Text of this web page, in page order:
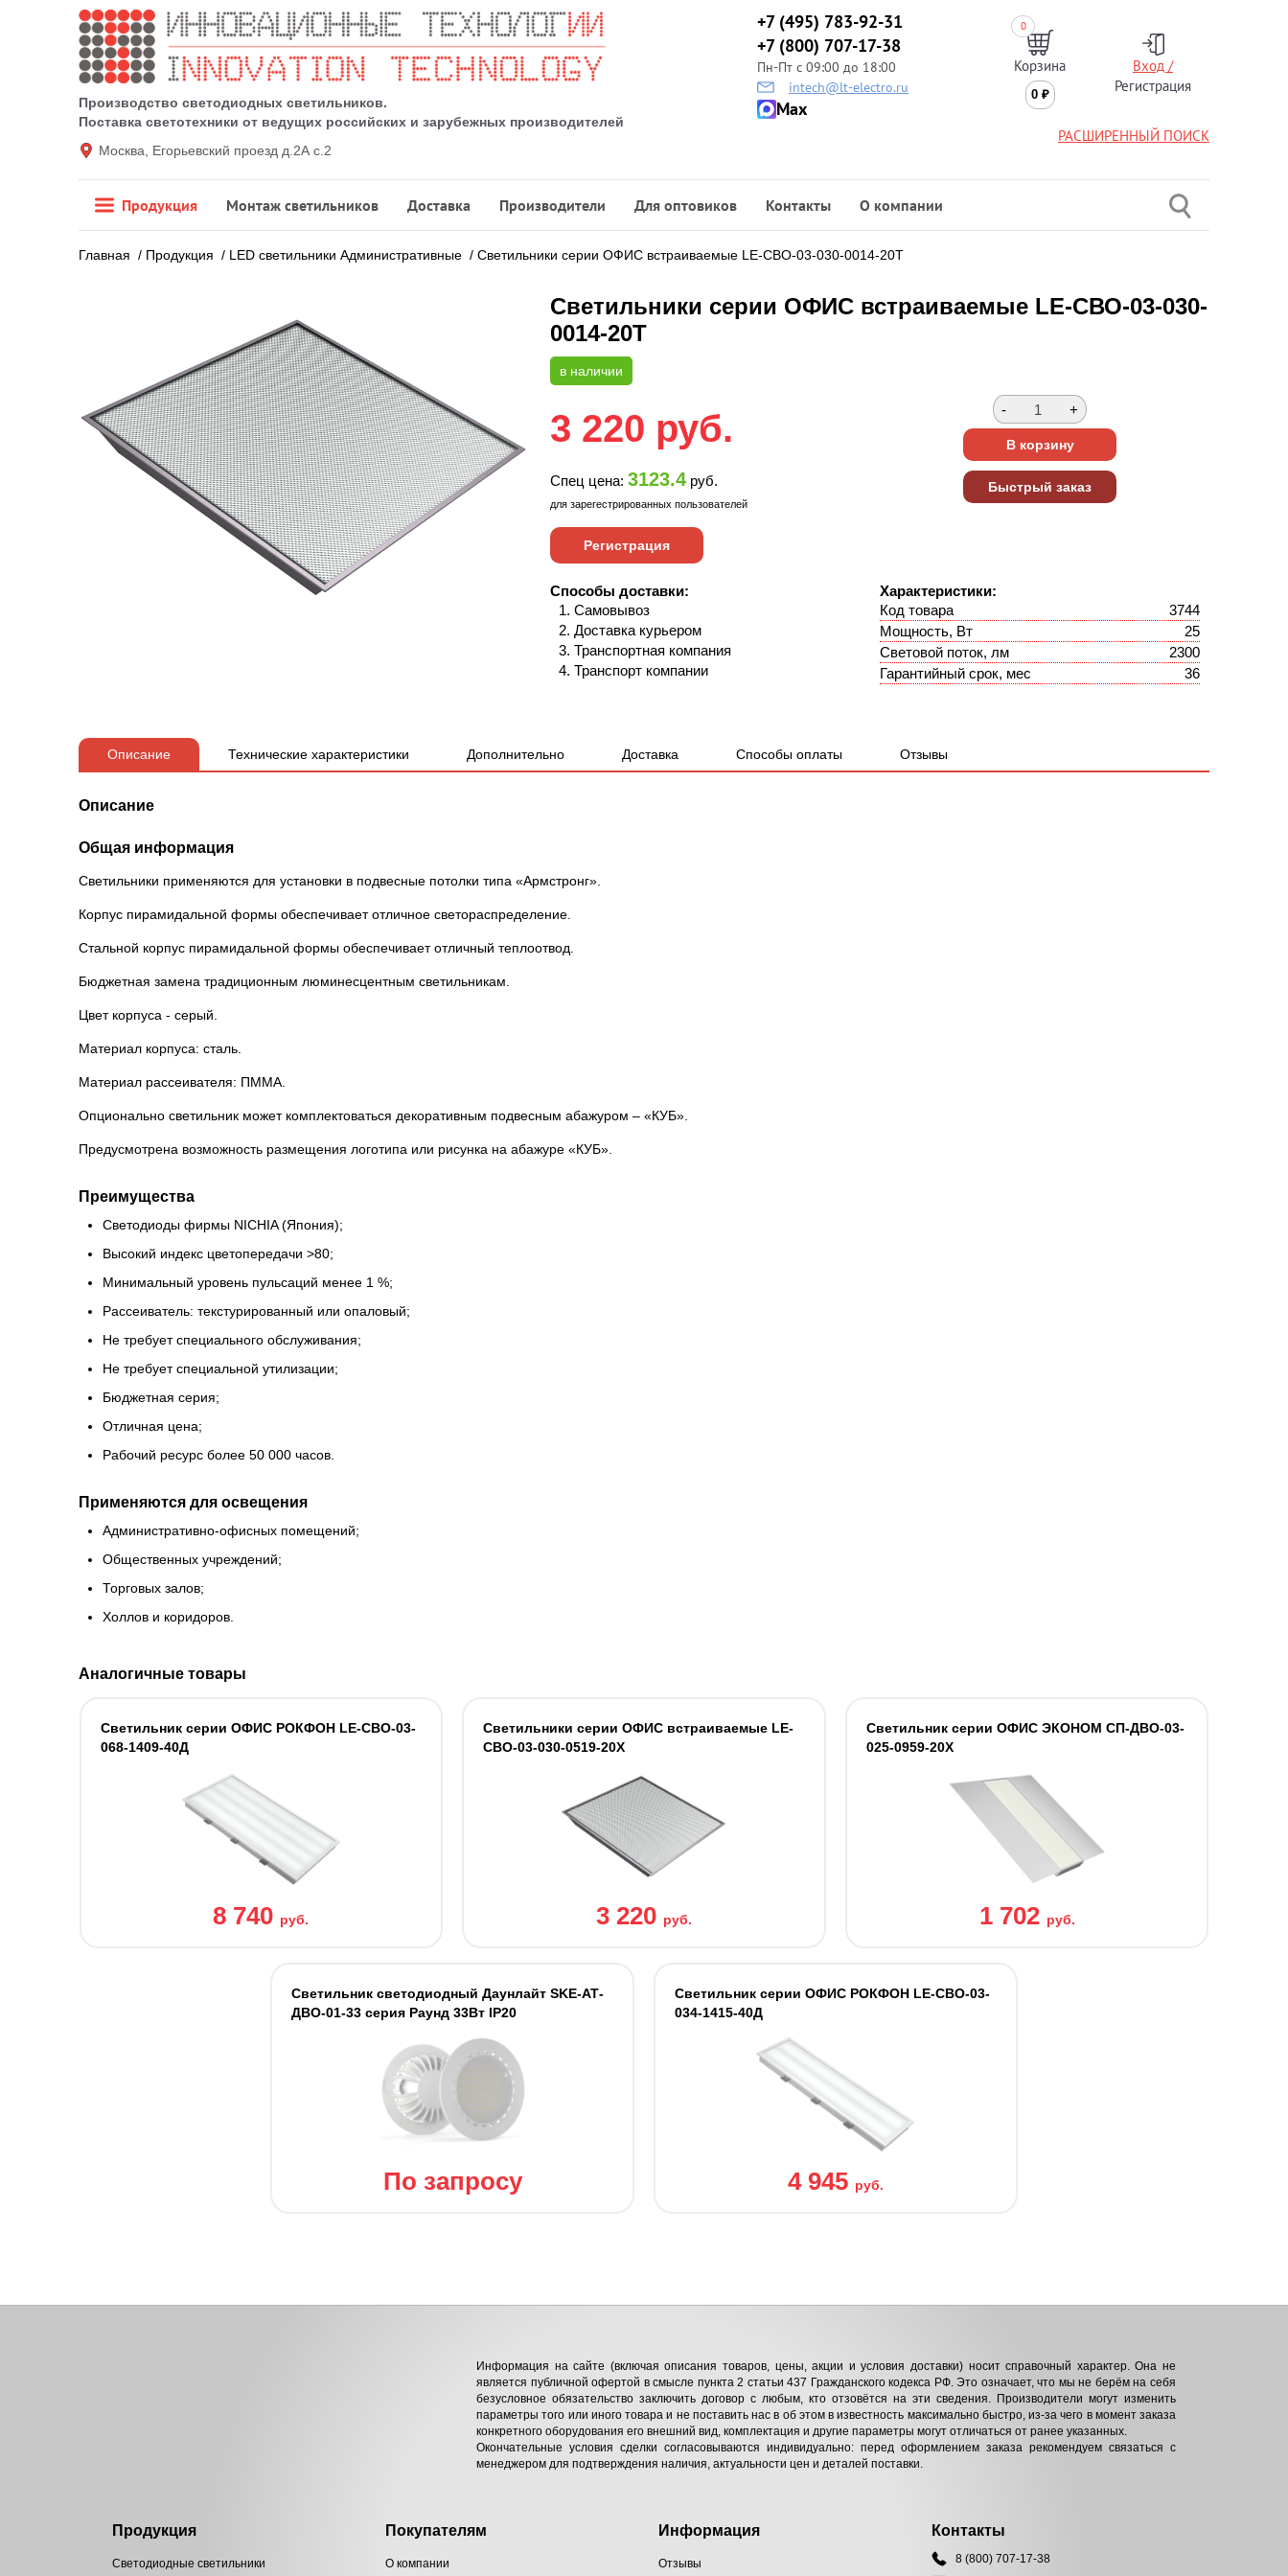
Производство светодиодных светильников.
Поставка светотехники от ведущих российских и зарубежных производителей
Москва, Егорьевский проезд д.2А с.2
+7 (495) 783-92-31
+7 (800) 707-17-38
Пн-Пт с 09:00 до 18:00
intech@lt-electro.ru
Max
0
Корзина
0 ₽
Вход /
Регистрация
РАСШИРЕННЫЙ ПОИСК
Продукция Монтаж светильников Доставка Производители Для оптовиков Контакты О компании
Главная / Продукция / LED светильники Административные / Светильники серии ОФИС встраиваемые LE-СВО-03-030-0014-20Т
Светильники серии ОФИС встраиваемые LE-СВО-03-030-
0014-20Т
в наличии
3 220 руб.
Спец цена: 3123.4 руб.
для зарегестрированных пользователей
Регистрация
Способы доставки:
Самовывоз
Доставка курьером
Транспортная компания
Транспорт компании
Характеристики:
Код товара
3744
Мощность, Вт
25
Световой поток, лм
2300
Гарантийный срок, мес
36
Описание Технические характеристики Дополнительно Доставка Способы оплаты Отзывы
Описание
Общая информация
Светильники применяются для установки в подвесные потолки типа «Армстронг».
Корпус пирамидальной формы обеспечивает отличное светораспределение.
Стальной корпус пирамидальной формы обеспечивает отличный теплоотвод.
Бюджетная замена традиционным люминесцентным светильникам.
Цвет корпуса - серый.
Материал корпуса: сталь.
Материал рассеивателя: ПММА.
Опционально светильник может комплектоваться декоративным подвесным абажуром – «КУБ».
Предусмотрена возможность размещения логотипа или рисунка на абажуре «КУБ».
Преимущества
Светодиоды фирмы NICHIA (Япония);
Высокий индекс цветопередачи >80;
Минимальный уровень пульсаций менее 1 %;
Рассеиватель: текстурированный или опаловый;
Не требует специального обслуживания;
Не требует специальной утилизации;
Бюджетная серия;
Отличная цена;
Рабочий ресурс более 50 000 часов.
Применяются для освещения
Административно-офисных помещений;
Общественных учреждений;
Торговых залов;
Холлов и коридоров.
Аналогичные товары
Светильник серии ОФИС РОКФОН LE-СВО-03-
068-1409-40Д
8 740 руб.
Светильники серии ОФИС встраиваемые LE-
СВО-03-030-0519-20Х
3 220 руб.
Светильник серии ОФИС ЭКОНОМ СП-ДВО-03-
025-0959-20Х
1 702 руб.
Светильник светодиодный Даунлайт SKE-АТ-
ДВО-01-33 серия Раунд 33Вт IP20
По запросу
Светильник серии ОФИС РОКФОН LE-СВО-03-
034-1415-40Д
4 945 руб.
Информация на сайте (включая описания товаров, цены, акции и условия доставки) носит справочный характер. Она не
является публичной офертой в смысле пункта 2 статьи 437 Гражданского кодекса РФ. Это означает, что мы не берём на себя
безусловное обязательство заключить договор с любым, кто отзовётся на эти сведения. Производители могут изменить
параметры того или иного товара и не поставить нас в об этом в известность максимально быстро, из-за чего в момент заказа
конкретного оборудования его внешний вид, комплектация и другие параметры могут отличаться от ранее указанных.
Окончательные условия сделки согласовываются индивидуально: перед оформлением заказа рекомендуем связаться с
менеджером для подтверждения наличия, актуальности цен и деталей поставки.
Продукция
Светодиодные светильники
Покупателям
О компании
Информация
Отзывы
Контакты
8 (800) 707-17-38